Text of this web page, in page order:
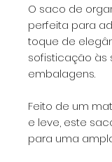
O saco de
perfeita para
toque de
sofisticação às
embalagens.
Feito de um
e leve, este
para uma